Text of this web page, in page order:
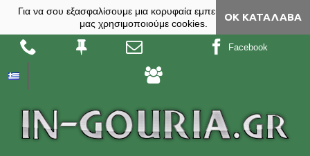
Για να σου εξασφαλίσουμε μια κορυφαία εμπειρία, στο site
μας χρησιμοποιούμε cookies.
ΟΚ ΚΑΤΆΛΑΒΑ
Facebook